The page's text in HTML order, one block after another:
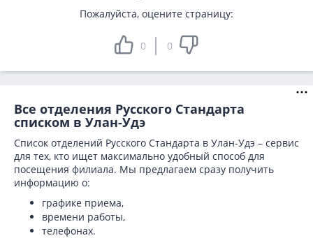
Пожалуйста, оцените страницу:
0 0
Все отделения Русского Стандарта
списком в Улан-Удэ
Список отделений Русского Стандарта в Улан-Удэ – сервис
для тех, кто ищет максимально удобный способ для
посещения филиала. Мы предлагаем сразу получить
информацию о:
графике приема,
времени работы,
телефонах.